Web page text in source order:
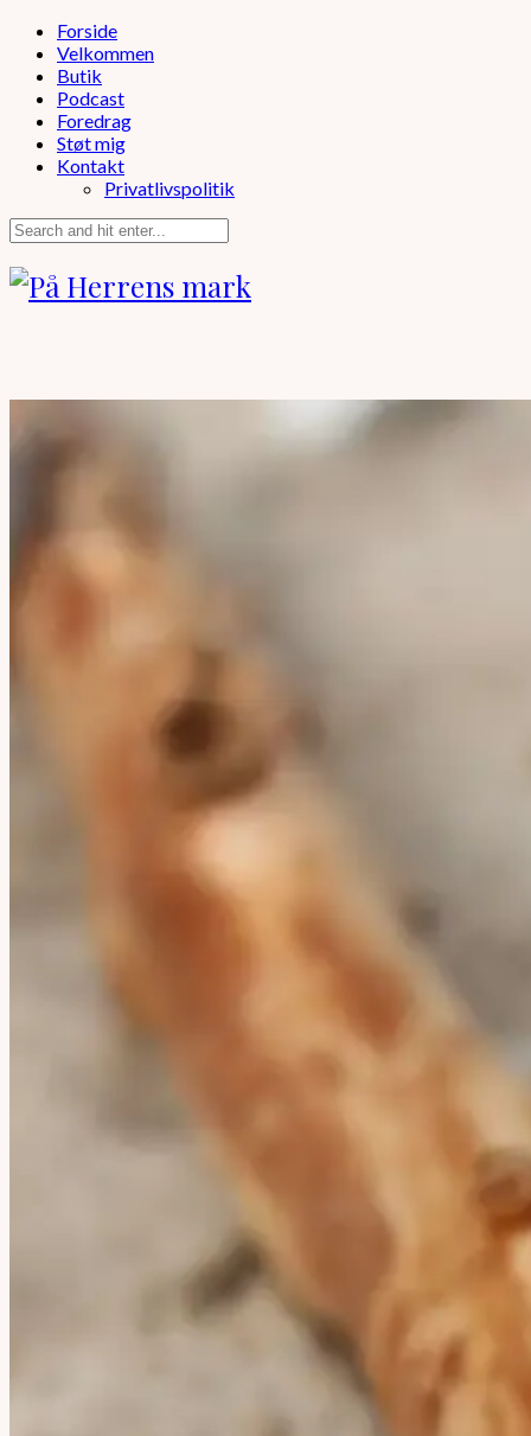
Forside
Velkommen
Butik
Podcast
Foredrag
Støt mig
Kontakt
Privatlivspolitik